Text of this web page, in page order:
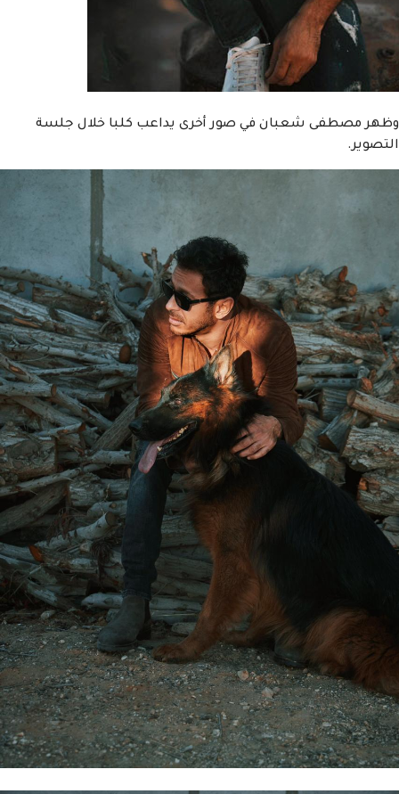
وظهر مصطفى شعبان في صور أخرى يداعب كلبا خلال جلسة
التصوير.